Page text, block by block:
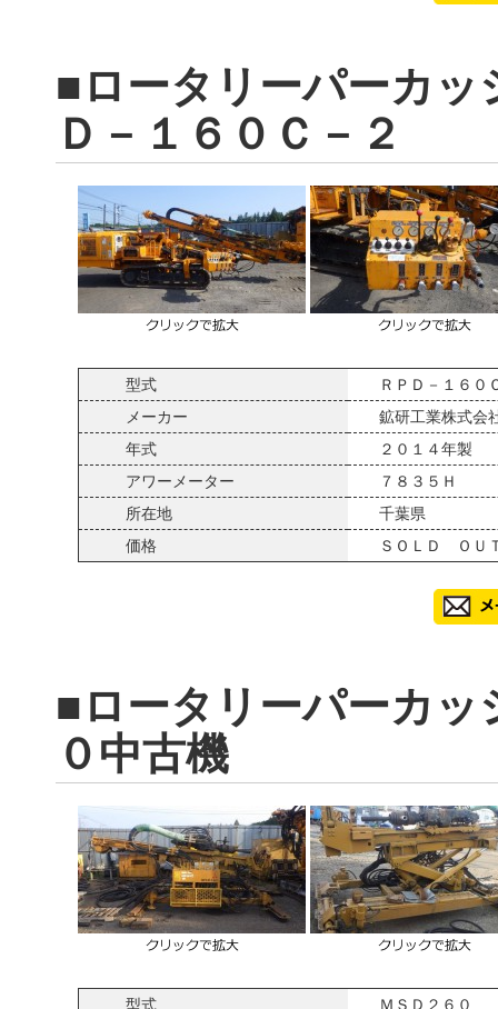
■ロータリーパーカ
Ｄ－１６０Ｃ－２
型式
ＲＰＤ－１６０
メーカー
鉱研工業株式会
年式
２０１４年製
アワーメーター
７８３５Ｈ
所在地
千葉県
価格
ＳＯＬＤ ＯＵ
■ロータリーパーカ
０中古機
型式 ＭＳＤ２６０